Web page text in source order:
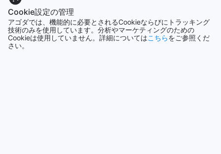
バンコクに到着したら、最も便利な交通手段はタクシーで
す。空港からマジェスティック スイーツ ホテルまでタクシー
で約30分ほどかかります。タクシーは空港の到着ロビーで簡
単に見つけることができ、運転手にホテルの住所を伝えれば
スムーズに目的地に到着できます。
シンガポール
1506軒
Cookie設定の管理
アゴダでは、機能的に必要とされるCookieならびにトラッキング
技術のみを使用しています。分析やマーケティングのための
Cookieは使用していません。詳細についてはこちらをご参照くだ
さい。